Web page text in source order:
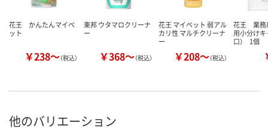
花王 かんたんマイペ
ット
￥238～（税込）
東邦 ウタマロクリーナ
ー
￥368～（税込）
花王 マイペット 弱アル
カリ性 マルチクリーナ
ー
￥208～（税込）
花王 業務
用小分けキ
口） 1個
他のバリエーション